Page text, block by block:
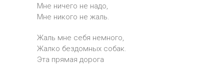
Мне ничего не надо,
Мне никого не жаль.
Жаль мне себя немного,
Жалко бездомных собак.
Эта прямая дорога